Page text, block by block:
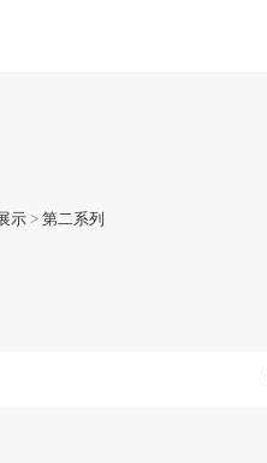
示 > 第二系列